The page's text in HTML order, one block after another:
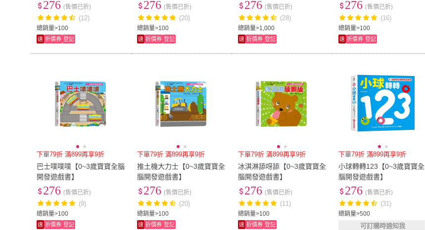
總銷量>100
276 (售價已折)
(12)
速 折價券 登記
總銷量>100
276 (售價已折)
(20)
速 折價券 登記
總銷量>1,000
276 (售價已折)
(28)
速 折價券 登記
總銷量>100
276 (售價已折)
(16)
速 折價券 登記
下單79折 滿899再享9折
巴士噗噗噗【0~3歲寶寶全腦
開發遊戲書】
總銷量>100
276 (售價已折)
(9)
速 折價券 登記
下單79折 滿899再享9折
推土機大力士【0~3歲寶寶全
腦開發遊戲書】
總銷量>100
276 (售價已折)
(20)
速 折價券 登記
下單79折 滿899再享9折
冰淇淋舔呀舔【0~3歲寶寶全
腦開發遊戲書】
總銷量>100
276 (售價已折)
(11)
速 折價券 登記
下單79折 滿899再享9折
小球轉轉123【0~3歲寶寶全
腦開發遊戲書】
總銷量>500
276 (售價已折)
(31)
可訂購時通知我